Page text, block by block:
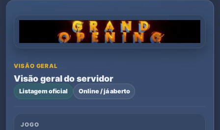
VISÃO GERAL
Visão geral do servidor
Listagem oficial Online / já aberto
JOGO